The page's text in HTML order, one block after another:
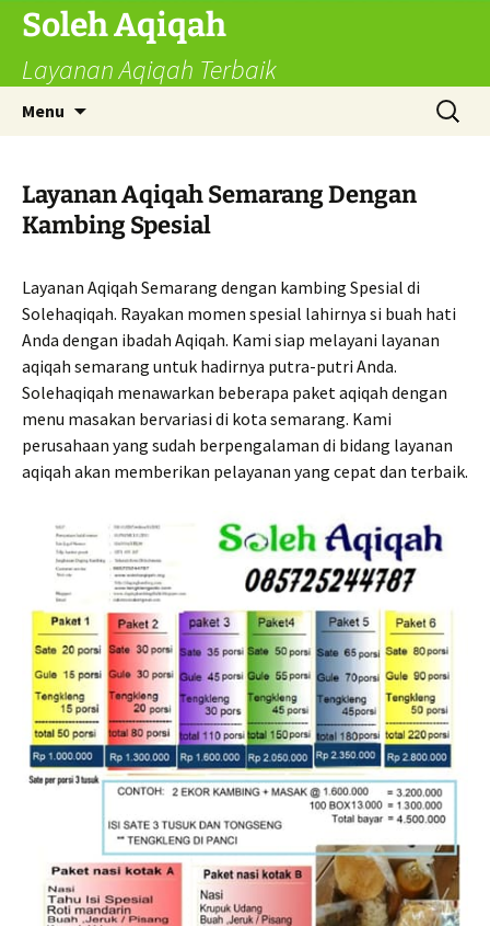
Skip
content
Soleh Aqiqah
Layanan Aqiqah Terbaik
Menu
Search
for:
Layanan Aqiqah Semarang Dengan
Kambing Spesial
Layanan Aqiqah Semarang dengan kambing Spesial di
Solehaqiqah. Rayakan momen spesial lahirnya si buah hati
Anda dengan ibadah Aqiqah. Kami siap melayani layanan
aqiqah semarang untuk hadirnya putra-putri Anda.
Solehaqiqah menawarkan beberapa paket aqiqah dengan
menu masakan bervariasi di kota semarang. Kami
perusahaan yang sudah berpengalaman di bidang layanan
aqiqah akan memberikan pelayanan yang cepat dan terbaik.